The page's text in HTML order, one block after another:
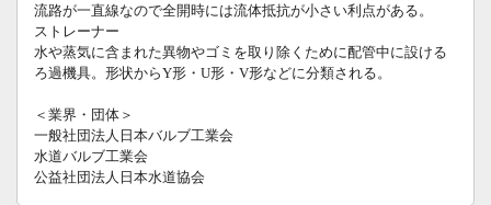
流路が一直線なので全開時には流体抵抗が小さい利点がある。
ストレーナー
水や蒸気に含まれた異物やゴミを取り除くために配管中に設ける
ろ過機具。形状からY形・U形・V形などに分類される。
＜業界・団体＞
一般社団法人日本バルブ工業会
水道バルブ工業会
公益社団法人日本水道協会